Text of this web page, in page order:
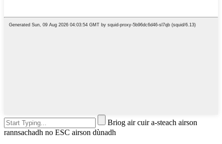
Briog air cuir a-steach airson
rannsachadh no ESC airson dùnadh